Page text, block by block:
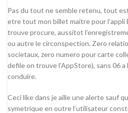
Pas du tout ne semble retenu, tout
etre tout mon billet maitre pour l’appli
trouve procure, aussitot
ou autre le circonspection. Zero
societaux, zero numero pour carte
defile on trouve l’AppStore), sans 06 a
conduire.
Ceci like dans je aille une alerte sauf
symetrique en outre l’utilisateur